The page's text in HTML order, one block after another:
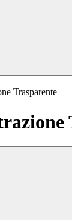
Trasparente